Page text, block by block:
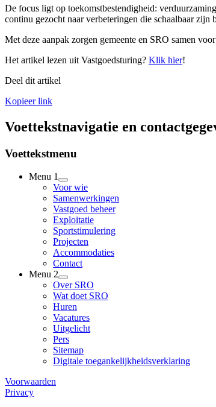
De focus ligt op toekomstbestendigheid:
continu gezocht naar verbeteringen die schaalbaar zijn
Met deze aanpak zorgen gemeente en SRO samen
Het artikel lezen uit Vastgoedsturing? Klik hier!
Deel dit artikel
Kopieer link
Voettekstnavigatie en
Voettekstmenu
Menu 1
Voor wie
Samenwerkingen
Vastgoed beheer
Exploitatie
Sportstimulering
Projecten
Accommodaties
Contact
Menu 2
Over SRO
Wat doet SRO
Huren
Vacatures
Uitgelicht
Pers
Sitemap
Digitale toegankelijkheidsverklaring
Voorwaarden
Privacy